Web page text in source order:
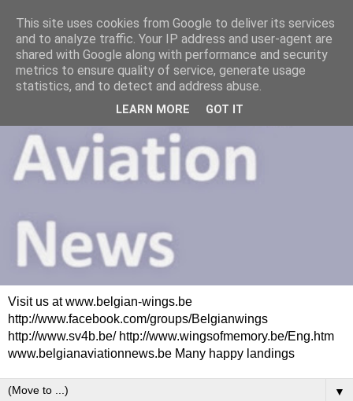
Visit us at www.belgian-wings.be
http://www.facebook.com/groups/Belgianwings
http://www.sv4b.be/ http://www.wingsofmemory.be/Eng.htm
www.belgianaviationnews.be Many happy landings
▼
This site uses cookies from Google to deliver its services
and to analyze traffic. Your IP address and user-agent are
shared with Google along with performance and security
metrics to ensure quality of service, generate usage
statistics, and to detect and address abuse.
LEARN MORE GOT IT